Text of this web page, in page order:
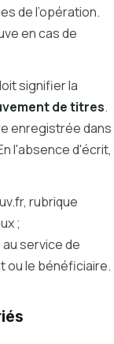
de l’opération.
en cas de
signifier la
de titres.
enregistrée dans
l'absence d'écrit,
rubrique
;
service de
ou le bénéficiaire.